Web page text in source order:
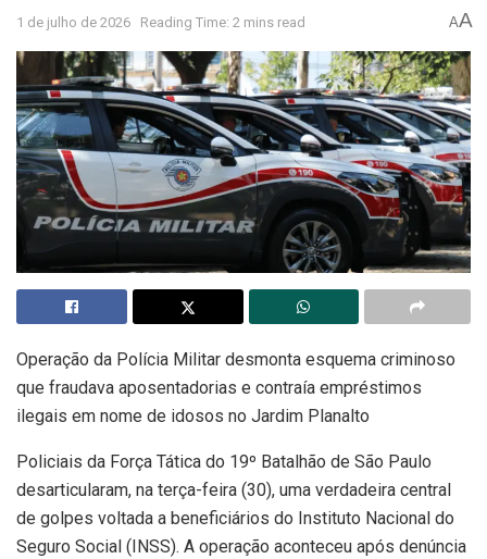
1 de julho de 2026 Reading Time: 2 mins read AA
Operação da Polícia Militar desmonta esquema criminoso
que fraudava aposentadorias e contraía empréstimos
ilegais em nome de idosos no Jardim Planalto
Policiais da Força Tática do 19º Batalhão de São Paulo
desarticularam, na terça-feira (30), uma verdadeira central
de golpes voltada a beneficiários do Instituto Nacional do
Seguro Social (INSS). A operação aconteceu após denúncia